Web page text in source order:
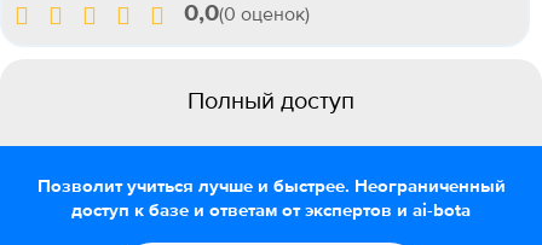
0,0(0 оценок)
Полный доступ
Позволит учиться лучше и быстрее. Неограниченный
доступ к базе и ответам от экспертов и ai-bota